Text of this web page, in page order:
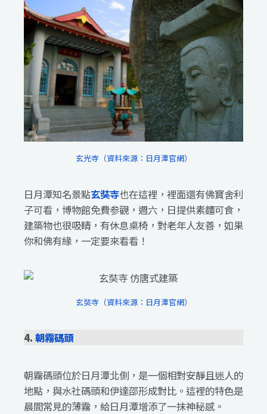
玄光寺（資料來源：日月潭官網）
日月潭知名景點玄奘寺也在這裡，裡面還有佛寶舍利
子可看，博物館免費参觀，週六，日提供素麵可食，
建築物也很吸睛，有休息桌椅，對老年人友善，如果
你和佛有緣，一定要來看看！
玄奘寺（資料來源：日月潭官網）
4. 朝霧碼頭
朝霧碼頭位於日月潭北側，是一個相對安靜且迷人的
地點，與水社碼頭和伊達邵形成對比。這裡的特色是
晨間常見的薄霧，給日月潭增添了一抹神秘感。